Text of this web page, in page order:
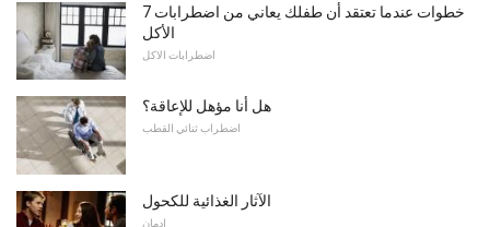
7 خطوات عندما تعتقد أن طفلك يعاني من اضطرابات
الأكل
اضطرابات الاكل
هل أنا مؤهل للإعاقة؟
اضطراب ثنائي القطب
الآثار الغذائية للكحول
إدمان